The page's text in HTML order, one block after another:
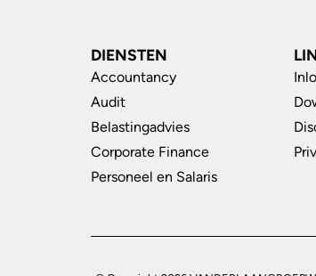
DIENSTEN
Accountancy
Audit
Belastingadvies
Corporate Finance
Personeel en Salaris